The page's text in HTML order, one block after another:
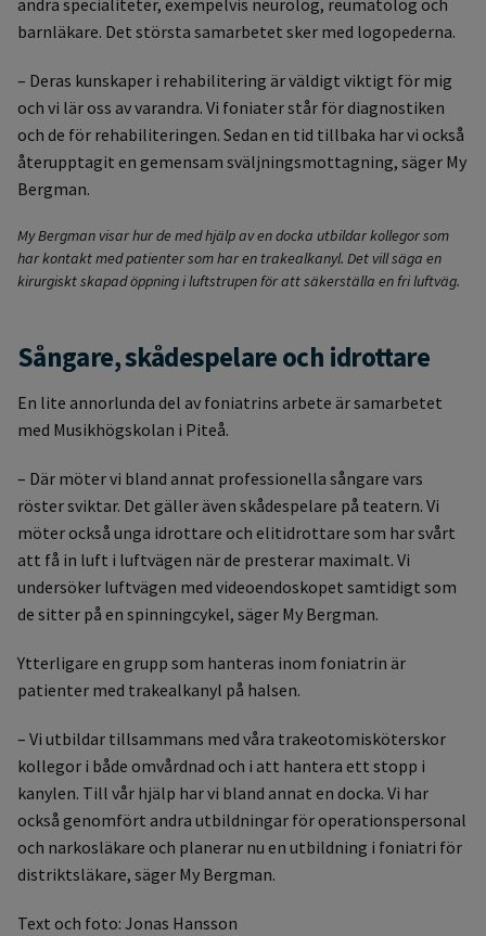
andra specialiteter, exempelvis neurolog, reumatolog och
barnläkare. Det största samarbetet sker med logopederna.
– Deras kunskaper i rehabilitering är väldigt viktigt för mig
och vi lär oss av varandra. Vi foniater står för diagnostiken
och de för rehabiliteringen. Sedan en tid tillbaka har vi också
återupptagit en gemensam sväljningsmottagning, säger My
Bergman.
My Bergman visar hur de med hjälp av en docka utbildar kollegor som
har kontakt med patienter som har en trakealkanyl. Det vill säga en
kirurgiskt skapad öppning i luftstrupen för att säkerställa en fri luftväg.
Sångare, skådespelare och idrottare
En lite annorlunda del av foniatrins arbete är samarbetet
med Musikhögskolan i Piteå.
– Där möter vi bland annat professionella sångare vars
röster sviktar. Det gäller även skådespelare på teatern. Vi
möter också unga idrottare och elitidrottare som har svårt
att få in luft i luftvägen när de presterar maximalt. Vi
undersöker luftvägen med videoendoskopet samtidigt som
de sitter på en spinningcykel, säger My Bergman.
Ytterligare en grupp som hanteras inom foniatrin är
patienter med trakealkanyl på halsen.
– Vi utbildar tillsammans med våra trakeotomisköterskor
kollegor i både omvårdnad och i att hantera ett stopp i
kanylen. Till vår hjälp har vi bland annat en docka. Vi har
också genomfört andra utbildningar för operationspersonal
och narkosläkare och planerar nu en utbildning i foniatri för
distriktsläkare, säger My Bergman.
Text och foto: Jonas Hansson